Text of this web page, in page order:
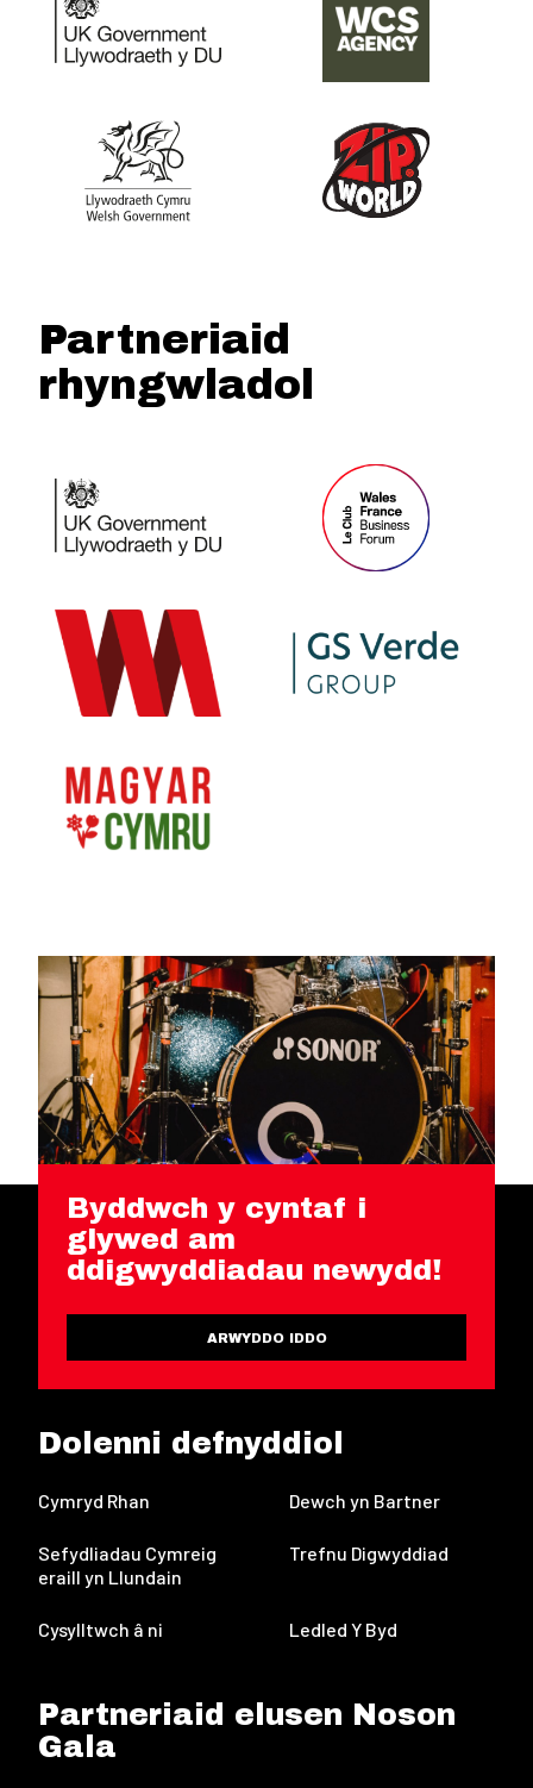
Partneriaid
rhyngwladol
Byddwch y cyntaf i
glywed am
ddigwyddiadau newydd!
ARWYDDO IDDO
Dolenni defnyddiol
Cymryd Rhan Dewch yn Bartner
Sefydliadau Cymreig
eraill yn Llundain
Trefnu Digwyddiad
Cysylltwch â ni Ledled Y Byd
Partneriaid elusen Noson
Gala